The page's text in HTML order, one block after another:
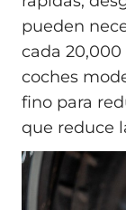
pueden
cada
coches
fino para
que reduce